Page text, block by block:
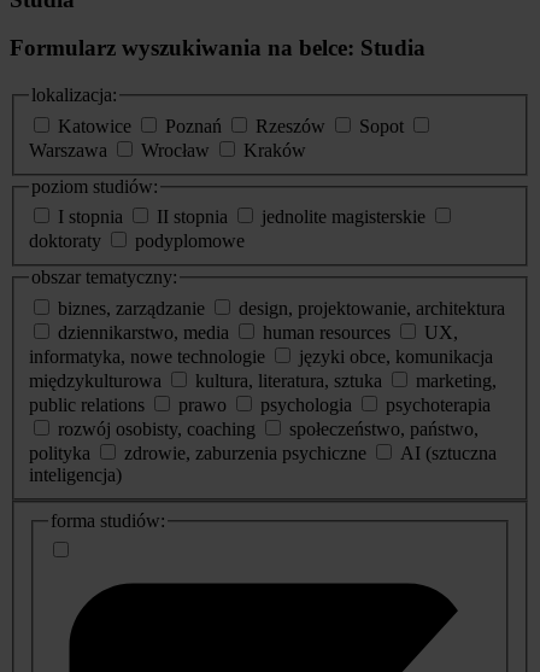
Formularz wyszukiwania na belce: Studia
lokalizacja:
Katowice
Poznań Rzeszów
Sopot
Warszawa
Wrocław
Kraków
poziom studiów:
I stopnia
II stopnia
jednolite magisterskie
doktoraty
podyplomowe
obszar tematyczny:
biznes, zarządzanie
design, projektowanie, architektura
dziennikarstwo, media
human resources
UX,
informatyka, nowe technologie
języki obce, komunikacja
międzykulturowa
kultura, literatura, sztuka
marketing,
public relations
prawo psychologia
psychoterapia
rozwój osobisty, coaching
społeczeństwo, państwo,
polityka
zdrowie, zaburzenia psychiczne
AI (sztuczna
inteligencja)
dodatkowe
informacje
forma studiów: